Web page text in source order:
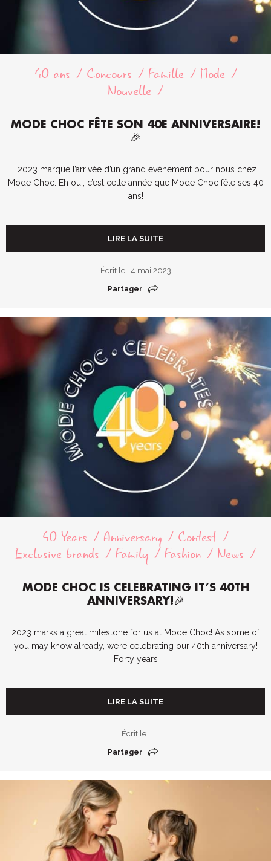
40 ans Concours Famille
Mode
Nouvelle
MODE CHOC FÊTE SON 40E ANNIVERSAIRE!
🎉
2023 marque l’arrivée d’un grand évènement pour nous chez
Mode Choc. Eh oui, c’est cette année que Mode Choc fête ses 40
ans!
LIRE LA SUITE
Écrit le : 4 mai 2023
Partager
40 Years Anniversary
Contest
Exclusive brands
Family Fashion News
MODE CHOC IS CELEBRATING IT’S 40TH
ANNIVERSARY!🎉
2023 marks a great milestone for us at Mode Choc! As some of
you may know already, we’re celebrating our 40th anniversary!
Forty years
LIRE LA SUITE
Écrit le :
Partager